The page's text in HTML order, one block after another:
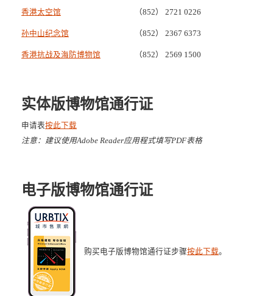
香港太空馆 （852） 2721 0226
孙中山纪念馆 （852） 2367 6373
香港抗战及海防博物馆 （852） 2569 1500
实体版博物馆通行证
申请表按此下载
注意：建议使用Adobe Reader应用程式填写PDF表格
电子版博物馆通行证
购买电子版博物馆通行证步骤按此下载。